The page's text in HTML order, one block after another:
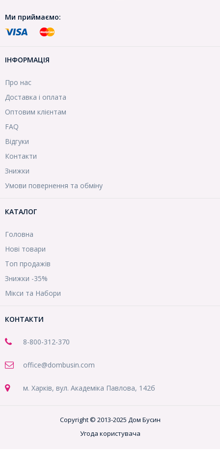
Ми приймаємо:
ІНФОРМАЦІЯ
Про нас
Доставка і оплата
Оптовим клієнтам
FAQ
Відгуки
Контакти
Знижки
Умови повернення та обміну
КАТАЛОГ
Головна
Нові товари
Топ продажів
Знижки -35%
Мікси та Набори
КОНТАКТИ
8-800-312-370
office@dombusin.com
м. Харків, вул. Академіка Павлова, 142б
Copyright © 2013-2025 Дом Бусин
Угода користувача